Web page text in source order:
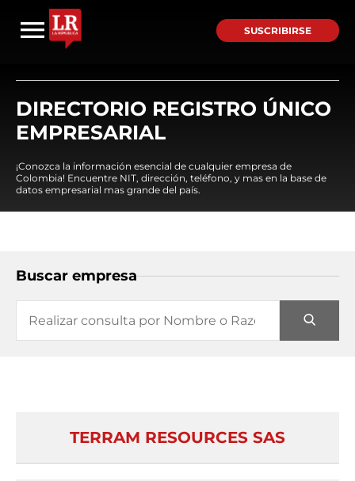
SUSCRIBIRSE
DIRECTORIO REGISTRO ÚNICO
EMPRESARIAL
¡Conozca la información esencial de cualquier empresa de
Colombia! Encuentre NIT, dirección, teléfono, y mas en la base de
datos empresarial mas grande del país.
Buscar empresa
TERRAM RESOURCES SAS